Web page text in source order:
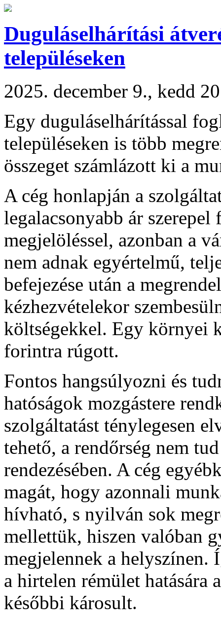
Duguláselhárítási
településeken
2025. december 9., kedd
Egy duguláselhárítással
településeken is több
összeget számlázott ki a
A cég honlapján a
legalacsonyabb ár
megjelöléssel, azonban a
nem adnak egyértelmű,
befejezése után a
kézhezvételekor
költségekkel. Egy környei
forintra rúgott.
Fontos hangsúlyozni és
hatóságok mozgástere
szolgáltatást ténylegesen
tehető, a rendőrség nem
rendezésében. A cég
magát, hogy azonnali
hívható, s nyilván sok
mellettük, hiszen valóban
megjelennek a
a hirtelen rémület hatására
későbbi károsult.